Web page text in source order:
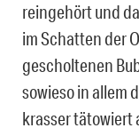
reingehört und
im Schatten der
gescholtenen
sowieso in allem
krasser tätowiert